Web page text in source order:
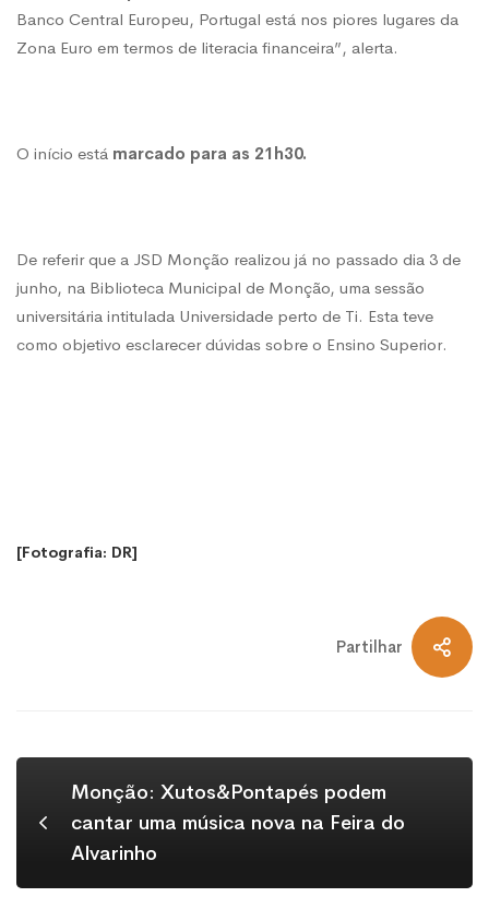
Banco Central Europeu, Portugal está nos piores lugares da
Zona Euro em termos de literacia financeira”, alerta.
O início está marcado para as 21h30.
De referir que a JSD Monção realizou já no passado dia 3 de
junho, na Biblioteca Municipal de Monção, uma sessão
universitária intitulada Universidade perto de Ti. Esta teve
como objetivo esclarecer dúvidas sobre o Ensino Superior.
[Fotografia: DR]
Partilhar
Monção: Xutos&Pontapés podem
cantar uma música nova na Feira do
Alvarinho